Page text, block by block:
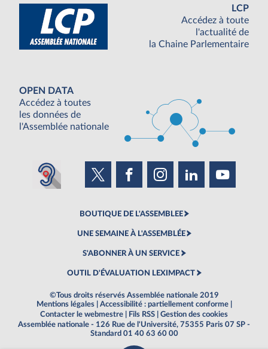
LCP
Accédez à toute
l'actualité de
la Chaine Parlementaire
OPEN DATA
Accédez à toutes
les données de
l'Assemblée nationale
BOUTIQUE DE L'ASSEMBLEE
UNE SEMAINE À L'ASSEMBLÉE
S'ABONNER À UN SERVICE
OUTIL D'ÉVALUATION LEXIMPACT
©Tous droits réservés Assemblée nationale 2019
Mentions légales
Accessibilité : partiellement conforme
Contacter le webmestre
Fils RSS
Gestion des cookies
Assemblée nationale - 126 Rue de l'Université, 75355 Paris 07 SP -
Standard 01 40 63 60 00